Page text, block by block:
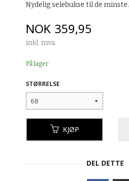
Nydelig selebukse til de minste.
Pris
NOK 359,95
inkl. mva.
På lager
STØRRELSE
KJØP
DEL DETTE